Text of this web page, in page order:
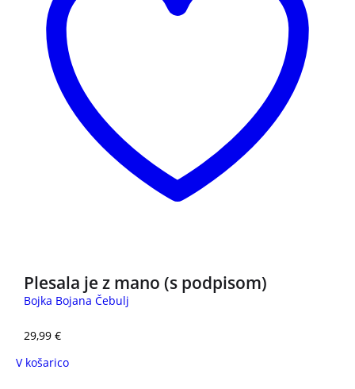
Plesala je z mano (s podpisom)
Bojka Bojana Čebulj
29,99 €
V košarico